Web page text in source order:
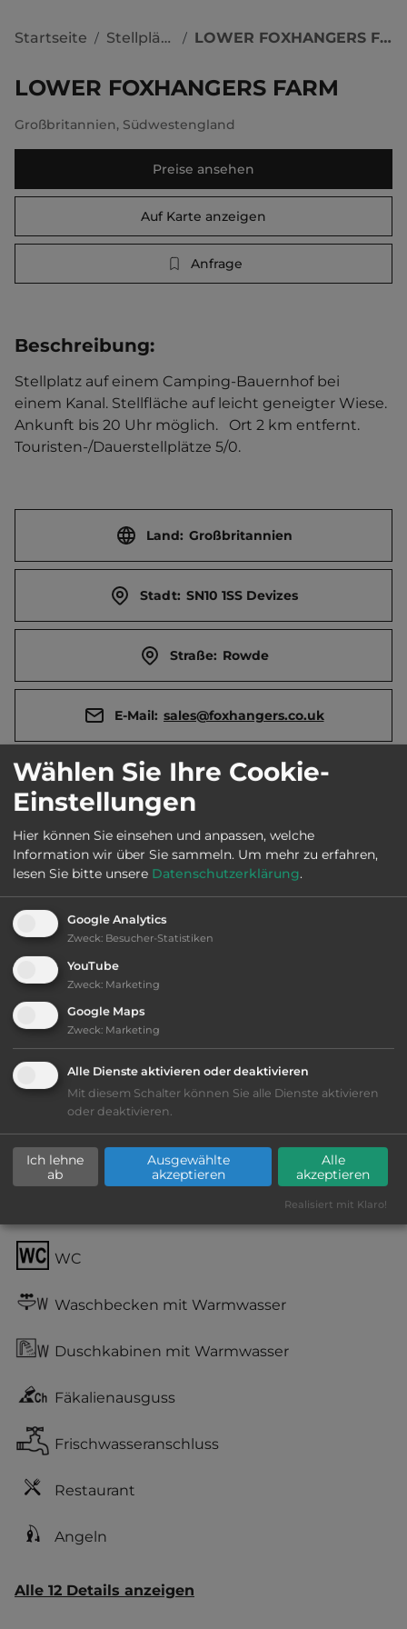
Startseite / Stellplätze / LOWER FOXHANGERS FARM
LOWER FOXHANGERS FARM
Großbritannien, Südwestengland
Preise ansehen
Auf Karte anzeigen
Anfrage
Beschreibung:
Stellplatz auf einem Camping-Bauernhof bei
einem Kanal. Stellfläche auf leicht geneigter Wiese.
Ankunft bis 20 Uhr möglich.   Ort 2 km entfernt.
Touristen-/Dauerstellplätze 5/0.
Land: Großbritannien
Stadt: SN10 1SS Devizes
Straße: Rowde
E-Mail: sales@foxhangers.co.uk
Webseite: www.foxhangers.com
Öffnungszeiten: Ganzjährig geöffnet
Telefon: 0044 1380 828254
Ausstattung:
bis 15,- Euro
Lage: sehr schön
Geräuschkulisse: sehr ruhig
Grasgelände, Wiese
WC
Waschbecken mit Warmwasser
Duschkabinen mit Warmwasser
Fäkalienausguss
Frischwasseranschluss
Restaurant
Angeln
Alle 12 Details anzeigen
Wählen Sie Ihre Cookie-
Einstellungen
Hier können Sie einsehen und anpassen, welche
Information wir über Sie sammeln. Um mehr zu erfahren,
lesen Sie bitte unsere Datenschutzerklärung.
Google Analytics
Zweck: Besucher-Statistiken
YouTube
Zweck: Marketing
Google Maps
Zweck: Marketing
Alle Dienste aktivieren oder deaktivieren
Mit diesem Schalter können Sie alle Dienste aktivieren
oder deaktivieren.
Ich lehne
ab
Ausgewählte
akzeptieren
Alle
akzeptieren
Realisiert mit Klaro!